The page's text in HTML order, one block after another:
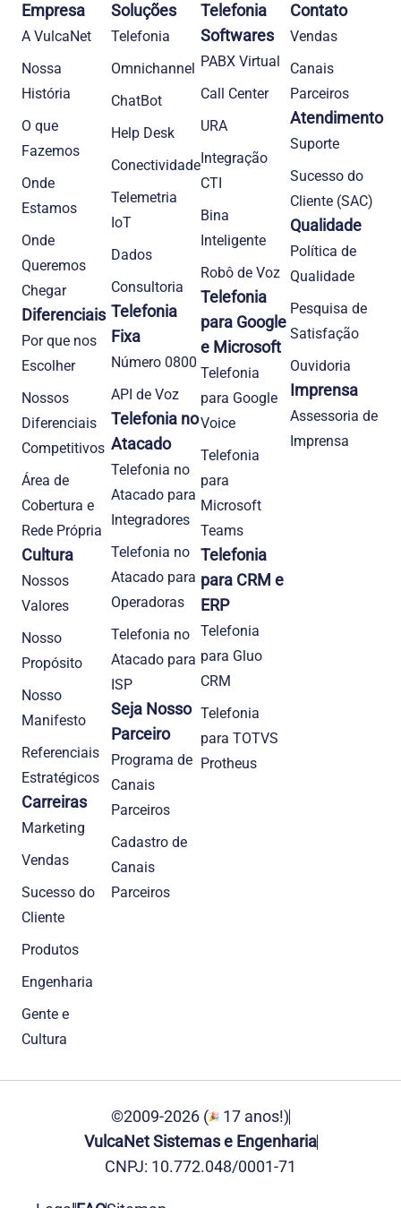
Empresa
A VulcaNet
Nossa
História
O que
Fazemos
Onde
Estamos
Onde
Queremos
Chegar
Diferenciais
Por que nos
Escolher
Nossos
Diferenciais
Competitivos
Área de
Cobertura e
Rede Própria
Cultura
Nossos
Valores
Nosso
Propósito
Nosso
Manifesto
Referenciais
Estratégicos
Carreiras
Marketing
Vendas
Sucesso do
Cliente
Produtos
Engenharia
Gente e
Cultura
Soluções
Telefonia​
Omnichannel
ChatBot
Help Desk
Conectividade
Telemetria
IoT
Dados
Consultoria
Telefonia
Fixa
Número 0800
API de Voz
Telefonia no
Atacado
Telefonia no
Atacado para
Integradores
Telefonia no
Atacado para
Operadoras
Telefonia no
Atacado para
ISP
Seja Nosso
Parceiro
Programa de
Canais
Parceiros
Cadastro de
Canais
Parceiros
Telefonia
Softwares
PABX Virtual
Call Center
URA
Integração
CTI
Bina
Inteligente
Robô de Voz
Telefonia
para Google
e Microsoft
Telefonia
para Google
Voice
Telefonia
para
Microsoft
Teams
Telefonia
para CRM e
ERP
Telefonia
para Gluo
CRM
Telefonia
para TOTVS
Protheus
Contato
Vendas
Canais
Parceiros
Atendimento
Suporte
Sucesso do
Cliente (SAC)
Qualidade
Política de
Qualidade
Pesquisa de
Satisfação
Ouvidoria
Imprensa
Assessoria de
Imprensa
©2009-2026 (
17 anos!)
VulcaNet Sistemas e Engenharia
CNPJ: 10.772.048/0001-71